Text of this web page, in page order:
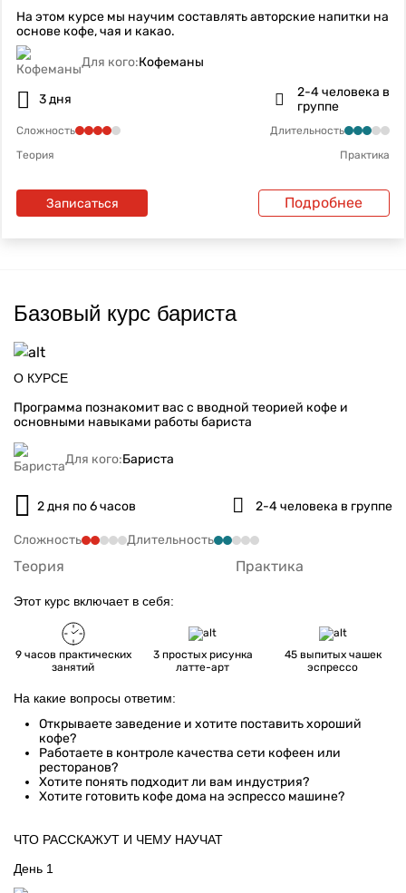
На этом курсе мы научим составлять авторские напитки на
основе кофе, чая и какао.
Для кого:Кофеманы
3 дня
2-4 человека в
группе
Сложность
Длительность
Теория
Практика
Записаться Подробнее
Базовый курс бариста
О КУРСЕ
Программа познакомит вас с вводной теорией кофе и
основными навыками работы бариста
Для кого:Бариста
2 дня по 6 часов 2-4 человека в группе
Сложность Длительность
Теория Практика
Этот курс включает в себя:
9 часов практических
занятий
3 простых рисунка
латте-арт
45 выпитых чашек
эспрессо
На какие вопросы ответим:
Открываете заведение и хотите поставить хороший
кофе?
Работаете в контроле качества сети кофеен или
ресторанов?
Хотите понять подходит ли вам индустрия?
Хотите готовить кофе дома на эспрессо машине?
ЧТО РАССКАЖУТ И ЧЕМУ НАУЧАТ
День 1